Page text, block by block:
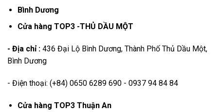
Bình Dương
Cửa hàng TOP3 -THỦ DẦU MỘT
- Địa chỉ : 436 Đại Lộ Bình Dương, Thành Phố Thủ Dầu Một,
Bình Dương
- Điện thoại: (+84) 0650 6289 690 - 0937 94 84 84
Cửa hàng TOP3 Thuận An